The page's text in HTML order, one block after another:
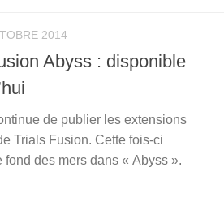
2014
Abyss : disponible
de publier les extensions
Trials Fusion. Cette fois-ci
fond des mers dans « Abyss ».